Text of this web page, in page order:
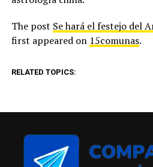
The post Se hará el festejo del
first appeared on 15comunas.
RELATED TOPICS: